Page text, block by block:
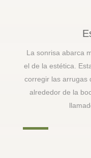
La sonrisa abarca
el de la estética.
corregir las arrugas
alrededor de la